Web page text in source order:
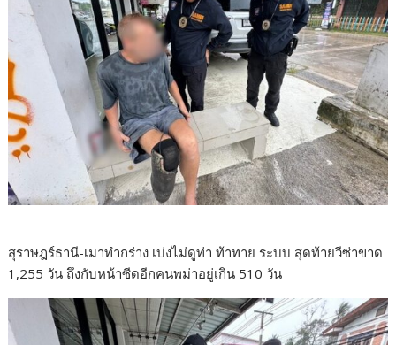
สุราษฎร์ธานี-เมาทำกร่าง เบ่งไม่ดูท่า ท้าทาย ระบบ สุดท้ายวีซ่าขาด
1,255 วัน ถึงกับหน้าซีดอีกคนพม่าอยู่เกิน 510 วัน